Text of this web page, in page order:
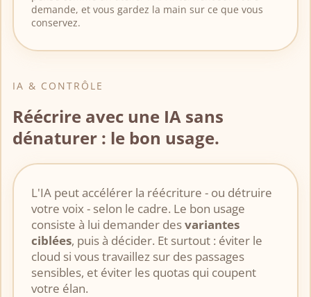
demande, et vous gardez la main sur ce que vous
conservez.
IA & CONTRÔLE
Réécrire avec une IA sans
dénaturer : le bon usage.
L'IA peut accélérer la réécriture - ou détruire
votre voix - selon le cadre. Le bon usage
consiste à lui demander desvariantes
ciblées, puis à décider. Et surtout : éviter le
cloud si vous travaillez sur des passages
sensibles, et éviter les quotas qui coupent
votre élan.